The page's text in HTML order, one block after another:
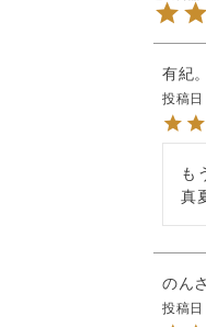
有紀。
投稿日
も
真
のん
投稿日